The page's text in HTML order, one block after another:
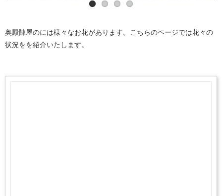
奥殿陣屋のには様々なお花があります。こちらのページでは花々の
状況をを紹介いたします。